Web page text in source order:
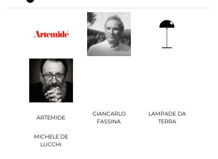
ARTEMIDE
GIANCARLO
FASSINA
LAMPADE DA
TERRA
MICHELE DE
LUCCHI